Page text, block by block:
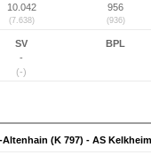
10.042
(7.638)
956
(936)
SV
-
(-)
BPL
(K 797) - AS